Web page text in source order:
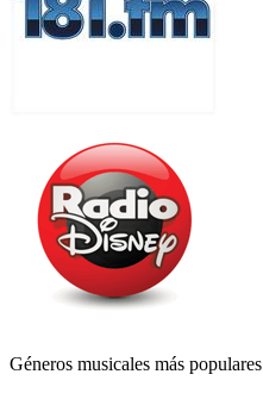
Géneros musicales más populares